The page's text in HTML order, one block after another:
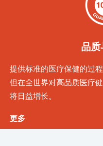
品
提供标准的医疗保健的过
但在全世界对高品质医疗
将日益增长。
更多